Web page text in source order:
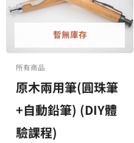
暫無庫存
所有商品
原木兩用筆(圓珠筆
+自動鉛筆) (DIY體
驗課程)